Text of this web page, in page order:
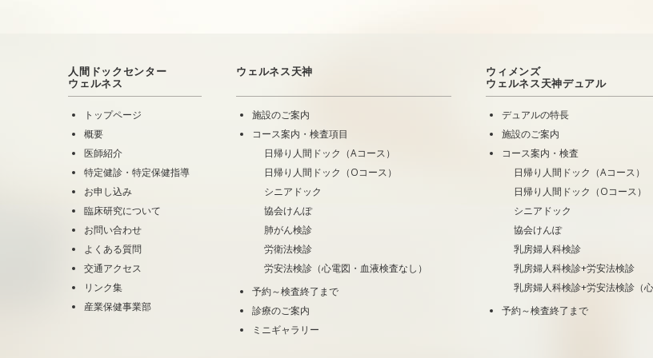
人間ドックセンター
ウェルネス
トップページ
概要
医師紹介
特定健診・特定保健指導
お申し込み
臨床研究について
お問い合わせ
よくある質問
交通アクセス
リンク集
産業保健事業部
ウェルネス天神
施設のご案内
コース案内・検査項目
日帰り人間ドック（Aコース）
日帰り人間ドック（Oコース）
シニアドック
協会けんぽ
肺がん検診
労衛法検診
労安法検診（心電図・血液検査なし）
予約～検査終了まで
診療のご案内
ミニギャラリー
ウィメンズ
ウェルネス天神デュアル
デュアルの特長
施設のご案内
コース案内・検査
日帰り人間ドック（Aコース）
日帰り人間ドック（Oコース）
シニアドック
協会けんぽ
乳房婦人科検診
乳房婦人科検診+労安法検診
乳房婦人科検診+労安法検診（
予約～検査終了まで